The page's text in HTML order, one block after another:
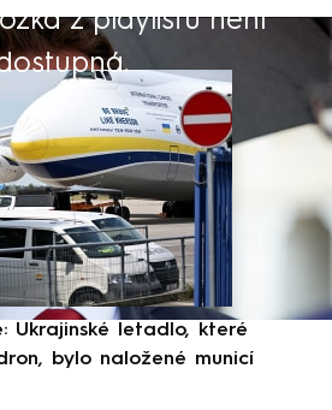
z playlistu není
Ukrajinské letadlo, které
bylo naložené municí